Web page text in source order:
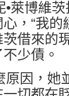
•萊博維
，“我
借來的
少債。
原因，她